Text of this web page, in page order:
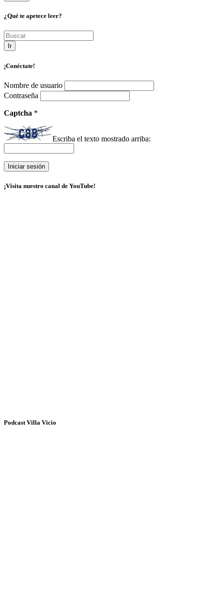
¿Qué te apetece leer?
Ir
¡Conéctate!
Nombre de usuario
Contraseña
Captcha *
Escriba el texto mostrado arriba:
¡Visita nuestro canal de YouTube!
Podcast Villa Vicio